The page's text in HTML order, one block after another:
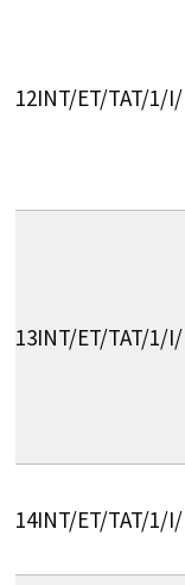
12INT/ET/TAT/1/
13INT/ET/TAT/1/
14INT/ET/TAT/1/